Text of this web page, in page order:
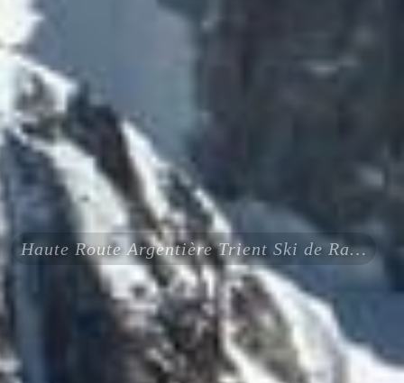
Haute Route Argentière Trient Ski de Rando 4 jours